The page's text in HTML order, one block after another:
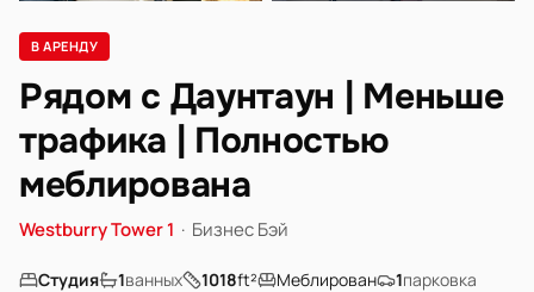
В АРЕНДУ
Рядом с Даунтаун | Меньше
трафика | Полностью
меблирована
Westburry Tower 1 · Бизнес Бэй
Студия 1ванных 1018ft² Меблирован 1парковка